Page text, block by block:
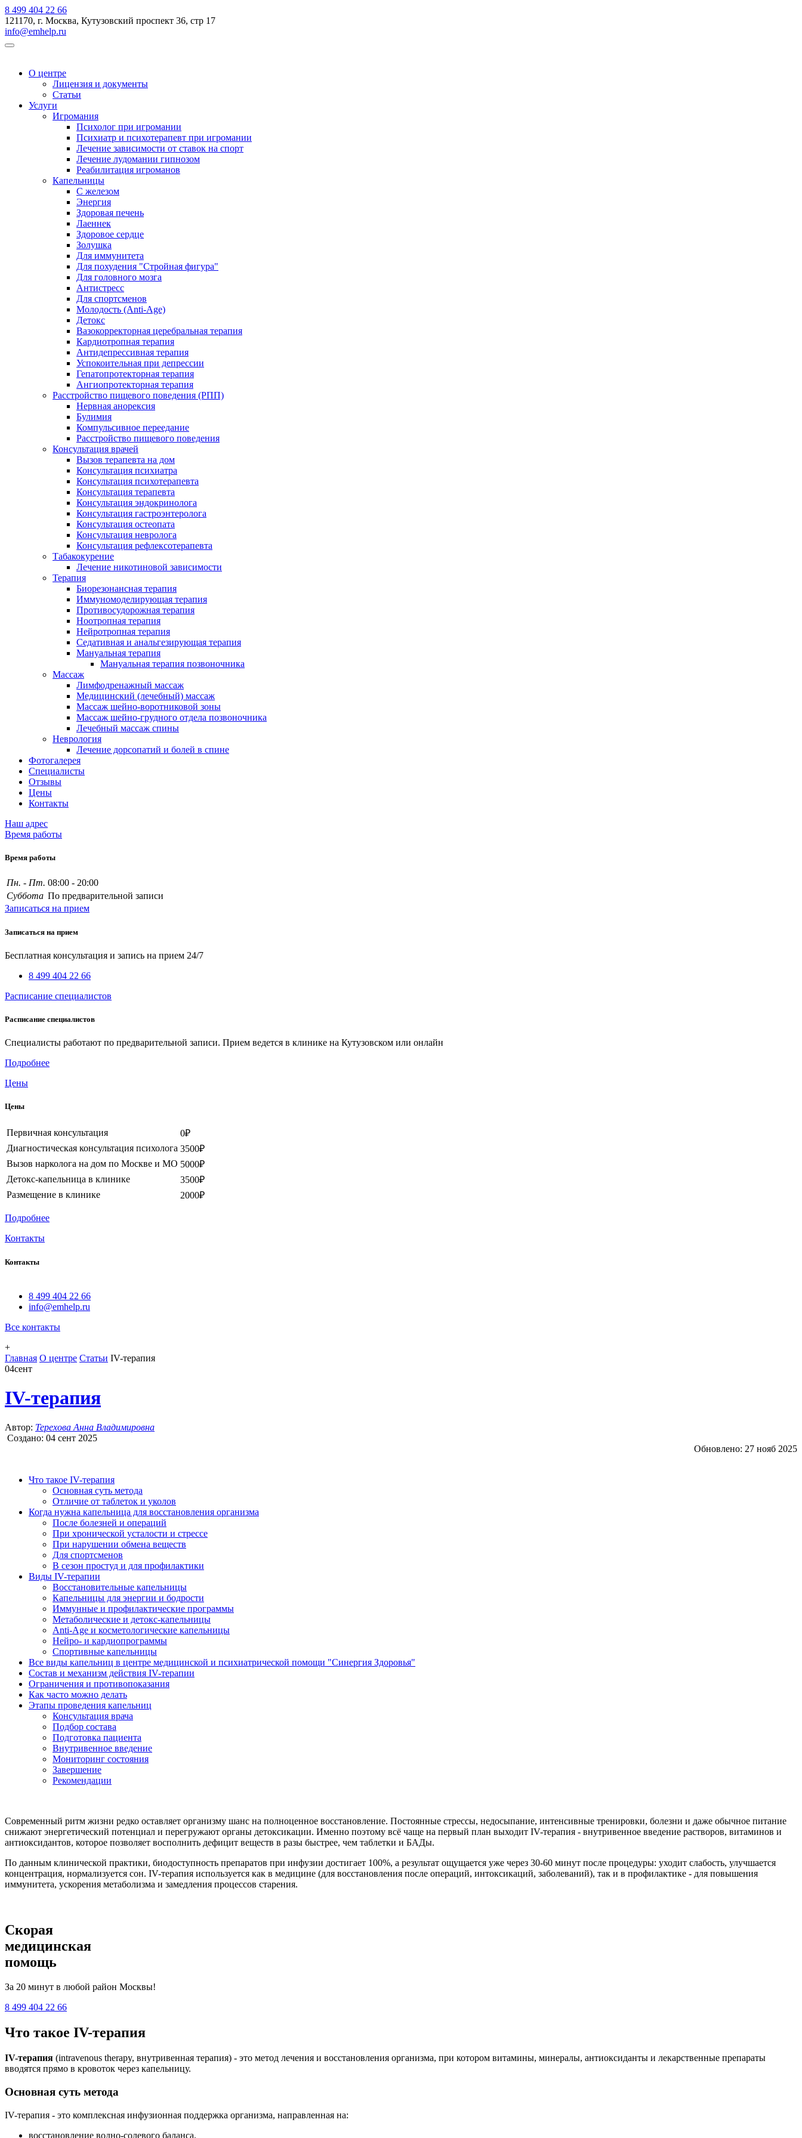
8 499 404 22 66
121170, г. Москва, Кутузовский проспект 36, стр 17
info@emhelp.ru
О центре
Лицензия и документы
Статьи
Услуги
Игромания
Психолог при игромании
Психиатр и психотерапевт при игромании
Лечение зависимости от ставок на спорт
Лечение лудомании гипнозом
Реабилитация игроманов
Капельницы
С железом
Энергия
Здоровая печень
Лаеннек
Здоровое сердце
Золушка
Для иммунитета
Для похудения "Стройная фигура"
Для головного мозга
Антистресс
Для спортсменов
Молодость (Anti-Age)
Детокс
Вазокорректорная церебральная терапия
Кардиотропная терапия
Антидепрессивная терапия
Успокоительная при депрессии
Гепатопротекторная терапия
Ангиопротекторная терапия
Расстройство пищевого поведения (РПП)
Нервная анорексия
Булимия
Компульсивное переедание
Расстройство пищевого поведения
Консультация врачей
Вызов терапевта на дом
Консультация психиатра
Консультация психотерапевта
Консультация терапевта
Консультация эндокринолога
Консультация гастроэнтеролога
Консультация остеопата
Консультация невролога
Консультация рефлексотерапевта
Табакокурение
Лечение никотиновой зависимости
Терапия
Биорезонансная терапия
Иммуномоделирующая терапия
Противосудорожная терапия
Ноотропная терапия
Нейротропная терапия
Седативная и анальгезирующая терапия
Мануальная терапия
Мануальная терапия позвоночника
Массаж
Лимфодренажный массаж
Медицинский (лечебный) массаж
Массаж шейно-воротниковой зоны
Массаж шейно-грудного отдела позвоночника
Лечебный массаж спины
Неврология
Лечение дорсопатий и болей в спине
Фотогалерея
Специалисты
Отзывы
Цены
Контакты
Наш адрес
Время работы
Время работы
Пн. - Пт. 08:00 - 20:00
Суббота По предварительной записи
Записаться на прием
Записаться на прием
Бесплатная консультация и запись на прием 24/7
8 499 404 22 66
Расписание специалистов
Расписание специалистов
Специалисты работают по предварительной записи. Прием ведется в клинике на Кутузовском или онлайн
Подробнее
Цены
Цены
Первичная консультация
0₽
Диагностическая консультация психолога 3500₽
Вызов нарколога на дом по Москве и МО 5000₽
Детокс-капельница в клинике
3500₽
Размещение в клинике
2000₽
Подробнее
Контакты
Контакты
8 499 404 22 66
info@emhelp.ru
Все контакты
+
Главная О центре Статьи IV-терапия
04сент
IV-терапия
Автор: Терехова Анна Владимировна
Создано: 04 сент 2025
Обновлено: 27 нояб 2025
Что такое IV-терапия
Основная суть метода
Отличие от таблеток и уколов
Когда нужна капельница для восстановления организма
После болезней и операций
При хронической усталости и стрессе
При нарушении обмена веществ
Для спортсменов
В сезон простуд и для профилактики
Виды IV-терапии
Восстановительные капельницы
Капельницы для энергии и бодрости
Иммунные и профилактические программы
Метаболические и детокс-капельницы
Anti-Age и косметологические капельницы
Нейро- и кардиопрограммы
Спортивные капельницы
Все виды капельниц в центре медицинской и психиатрической помощи "Синергия Здоровья"
Состав и механизм действия IV-терапии
Ограничения и противопоказания
Как часто можно делать
Этапы проведения капельниц
Консультация врача
Подбор состава
Подготовка пациента
Внутривенное введение
Мониторинг состояния
Завершение
Рекомендации
Современный ритм жизни редко оставляет организму шанс на полноценное восстановление. Постоянные стрессы, недосыпание, интенсивные тренировки, болезни и даже обычное питание
снижают энергетический потенциал и перегружают органы детоксикации. Именно поэтому всё чаще на первый план выходит IV-терапия - внутривенное введение растворов, витаминов и
антиоксидантов, которое позволяет восполнить дефицит веществ в разы быстрее, чем таблетки и БАДы.
По данным клинической практики, биодоступность препаратов при инфузии достигает 100%, а результат ощущается уже через 30-60 минут после процедуры: уходит слабость, улучшается
концентрация, нормализуется сон. IV-терапия используется как в медицине (для восстановления после операций, интоксикаций, заболеваний), так и в профилактике - для повышения
иммунитета, ускорения метаболизма и замедления процессов старения.
Скорая
медицинская
помощь
За 20 минут в любой район Москвы!
8 499 404 22 66
Что такое IV-терапия
IV-терапия (intravenous therapy, внутривенная терапия) - это метод лечения и восстановления организма, при котором витамины, минералы, антиоксиданты и лекарственные препараты
вводятся прямо в кровоток через капельницу.
Основная суть метода
IV-терапия - это комплексная инфузионная поддержка организма, направленная на:
восстановление водно-солевого баланса,